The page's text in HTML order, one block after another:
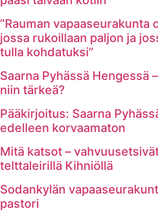
”Rauman vapaaseurakunta
jossa rukoillaan paljon ja
tulla kohdatuksi”
Saarna Pyhässä Hengessä
niin tärkeä?
Pääkirjoitus: Saarna
edelleen korvaamaton
Mitä katsot –
telttaleirillä Kihniöllä
Sodankylän
pastori